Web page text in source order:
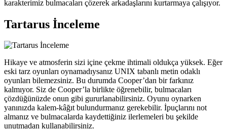
karakterimiz bulmacaları çözerek arkadaşlarını kurtarmaya çalışıyor.
Tartarus İnceleme
Hikaye ve atmosferin sizi içine çekme ihtimali oldukça yüksek. Eğer
eski tarz oyunları oynamadıysanız UNIX tabanlı metin odaklı
oyunları bilemezsiniz. Bu durumda Cooper’dan bir farkınız
kalmıyor. Siz de Cooper’la birlikte öğrenebilir, bulmacaları
çözdüğünüzde onun gibi gururlanabilirsiniz. Oyunu oynarken
yanınızda kalem-kâğıt bulundurmanız gerekebilir. İpuçlarını not
almanız ve bulmacalarda kaydettiğiniz ilerlemeleri bu şekilde
unutmadan kullanabilirsiniz.